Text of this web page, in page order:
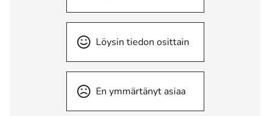
Löysin tiedon osittain
En ymmärtänyt asiaa